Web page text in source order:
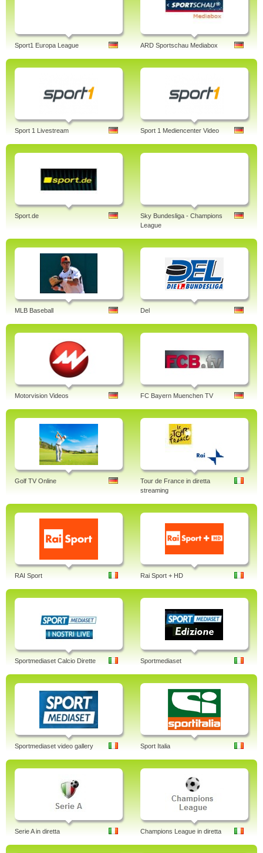
Sport1 Europa League ARD Sportschau Mediabox
Sport 1 Livestream Sport 1 Mediencenter Video
Sport.de
Sky Bundesliga - Champions
League
MLB Baseball Del
Motorvision Videos FC Bayern Muenchen TV
Golf TV Online
Tour de France in diretta
streaming
RAI Sport Rai Sport + HD
Sportmediaset Calcio Dirette Sportmediaset
Sportmediaset video gallery Sport Italia
Serie A in diretta Champions League in diretta